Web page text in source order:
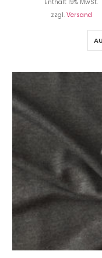
Enthält 19% MwSt.
zzgl. Versand